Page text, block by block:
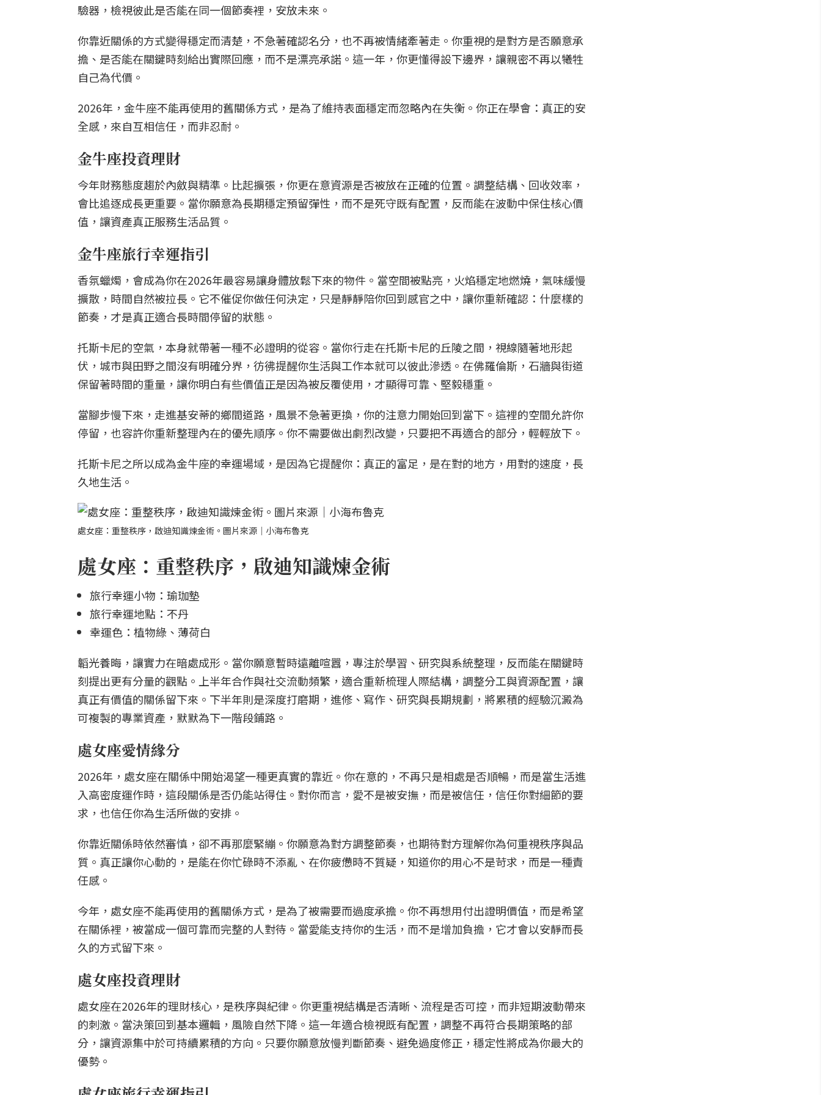
驗器，檢視彼此是否能在同一個節奏裡，安放未來。
你靠近關係的方式變得穩定而清楚，不急著確認名分，也不再被情緒牽著走。你重視的是對方是否願意承
擔、是否能在關鍵時刻給出實際回應，而不是漂亮承諾。這一年，你更懂得設下邊界，讓親密不再以犧牲
自己為代價。
2026年，金牛座不能再使用的舊關係方式，是為了維持表面穩定而忽略內在失衡。你正在學會：真正的安
全感，來自互相信任，而非忍耐。
金牛座投資理財
今年財務態度趨於內斂與精準。比起擴張，你更在意資源是否被放在正確的位置。調整結構、回收效率，
會比追逐成長更重要。當你願意為長期穩定預留彈性，而不是死守既有配置，反而能在波動中保住核心價
值，讓資產真正服務生活品質。
金牛座旅行幸運指引
香氛蠟燭，會成為你在2026年最容易讓身體放鬆下來的物件。當空間被點亮，火焰穩定地燃燒，氣味緩慢
擴散，時間自然被拉長。它不催促你做任何決定，只是靜靜陪你回到感官之中，讓你重新確認：什麼樣的
節奏，才是真正適合長時間停留的狀態。
托斯卡尼的空氣，本身就帶著一種不必證明的從容。當你行走在托斯卡尼的丘陵之間，視線隨著地形起
伏，城市與田野之間沒有明確分界，彷彿提醒你生活與工作本就可以彼此滲透。在佛羅倫斯，石牆與街道
保留著時間的重量，讓你明白有些價值正是因為被反覆使用，才顯得可靠、堅毅穩重。
當腳步慢下來，走進基安蒂的鄉間道路，風景不急著更換，你的注意力開始回到當下。這裡的空間允許你
停留，也容許你重新整理內在的優先順序。你不需要做出劇烈改變，只要把不再適合的部分，輕輕放下。
托斯卡尼之所以成為金牛座的幸運場域，是因為它提醒你：真正的富足，是在對的地方，用對的速度，長
久地生活。
處女座：重整秩序，啟迪知識煉金術。圖片來源｜小海布魯克
處女座：重整秩序，啟迪知識煉金術
旅行幸運小物：瑜珈墊
旅行幸運地點：不丹
幸運色：植物綠、薄荷白
韜光養晦，讓實力在暗處成形。當你願意暫時遠離喧囂，專注於學習、研究與系統整理，反而能在關鍵時
刻提出更有分量的觀點。上半年合作與社交流動頻繁，適合重新梳理人際結構，調整分工與資源配置，讓
真正有價值的關係留下來。下半年則是深度打磨期，進修、寫作、研究與長期規劃，將累積的經驗沉澱為
可複製的專業資產，默默為下一階段鋪路。
處女座愛情緣分
2026年，處女座在關係中開始渴望一種更真實的靠近。你在意的，不再只是相處是否順暢，而是當生活進
入高密度運作時，這段關係是否仍能站得住。對你而言，愛不是被安撫，而是被信任，信任你對細節的要
求，也信任你為生活所做的安排。
你靠近關係時依然審慎，卻不再那麼緊繃。你願意為對方調整節奏，也期待對方理解你為何重視秩序與品
質。真正讓你心動的，是能在你忙碌時不添亂、在你疲憊時不質疑，知道你的用心不是苛求，而是一種責
任感。
今年，處女座不能再使用的舊關係方式，是為了被需要而過度承擔。你不再想用付出證明價值，而是希望
在關係裡，被當成一個可靠而完整的人對待。當愛能支持你的生活，而不是增加負擔，它才會以安靜而長
久的方式留下來。
處女座投資理財
處女座在2026年的理財核心，是秩序與紀律。你更重視結構是否清晰、流程是否可控，而非短期波動帶來
的刺激。當決策回到基本邏輯，風險自然下降。這一年適合檢視既有配置，調整不再符合長期策略的部
分，讓資源集中於可持續累積的方向。只要你願意放慢判斷節奏、避免過度修正，穩定性將成為你最大的
優勢。